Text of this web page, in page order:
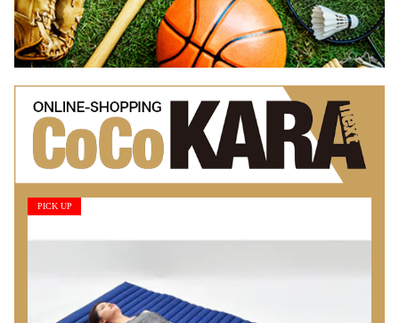
PICK UP